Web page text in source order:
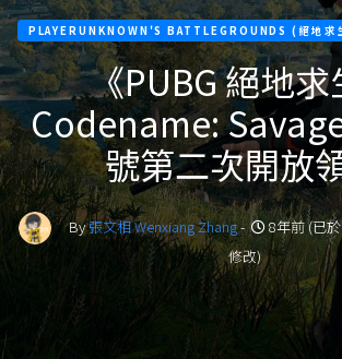
PLAYERUNKNOWN'S BATTLEGROUNDS (絕地求
《PUBG 絕地
Codename:
號第二次開放
By張文相 Wenxiang Zhang-
8年前 (已
修改)